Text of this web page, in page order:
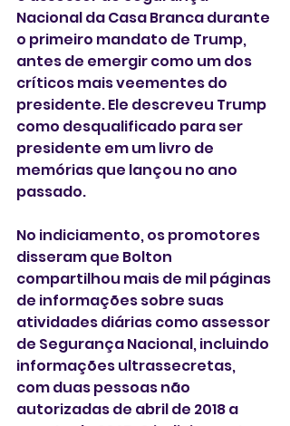
Nacional da Casa Branca durante
o primeiro mandato de Trump,
antes de emergir como um dos
críticos mais veementes do
presidente. Ele descreveu Trump
como desqualificado para ser
presidente em um livro de
memórias que lançou no ano
passado.
No indiciamento, os promotores
disseram que Bolton
compartilhou mais de mil páginas
de informações sobre suas
atividades diárias como assessor
de Segurança Nacional, incluindo
informações ultrassecretas,
com duas pessoas não
autorizadas de abril de 2018 a